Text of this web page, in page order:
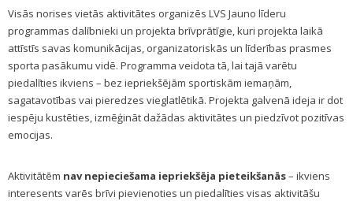
Visās norises vietās aktivitātes organizēs LVS Jauno līderu
programmas dalībnieki un projekta brīvprātīgie, kuri projekta laikā
attīstīs savas komunikācijas, organizatoriskās un līderības prasmes
sporta pasākumu vidē. Programma veidota tā, lai tajā varētu
piedalīties ikviens – bez iepriekšējām sportiskām iemaņām,
sagatavotības vai pieredzes vieglatlētikā. Projekta galvenā ideja ir dot
iespēju kustēties, izmēģināt dažādas aktivitātes un piedzīvot pozitīvas
emocijas.
Aktivitātēm nav nepieciešama iepriekšēja pieteikšanās– ikviens
interesents varēs brīvi pievienoties un piedalīties visas aktivitāšu